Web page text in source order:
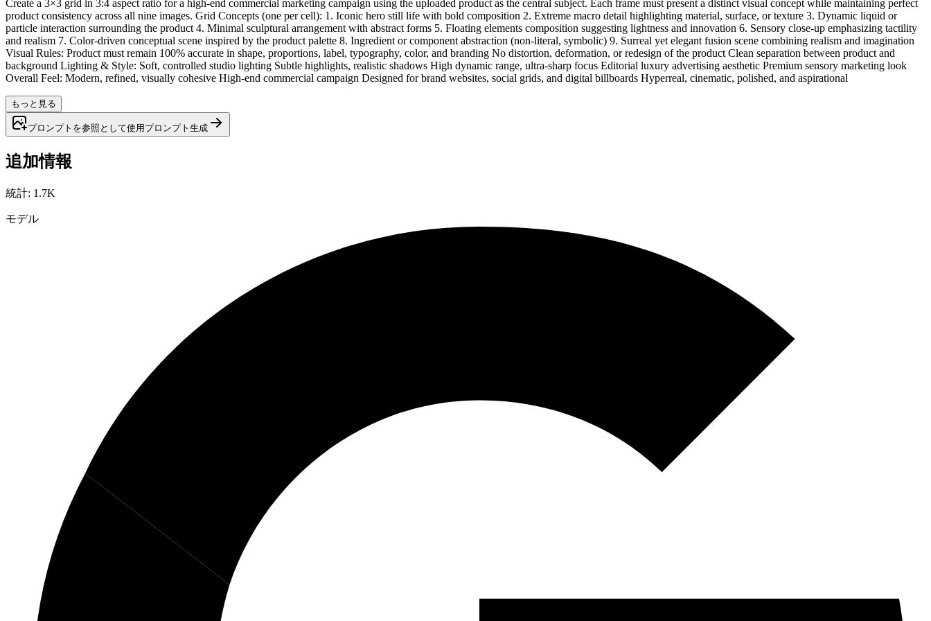
Create a 3×3 grid in 3:4 aspect ratio for a high-end commercial marketing campaign using the uploaded product as the central subject. Each frame must present a distinct visual concept while maintaining perfect
product consistency across all nine images. Grid Concepts (one per cell): 1. Iconic hero still life with bold composition 2. Extreme macro detail highlighting material, surface, or texture 3. Dynamic liquid or
particle interaction surrounding the product 4. Minimal sculptural arrangement with abstract forms 5. Floating elements composition suggesting lightness and innovation 6. Sensory close-up emphasizing tactility
and realism 7. Color-driven conceptual scene inspired by the product palette 8. Ingredient or component abstraction (non-literal, symbolic) 9. Surreal yet elegant fusion scene combining realism and imagination
Visual Rules: Product must remain 100% accurate in shape, proportions, label, typography, color, and branding No distortion, deformation, or redesign of the product Clean separation between product and
background Lighting & Style: Soft, controlled studio lighting Subtle highlights, realistic shadows High dynamic range, ultra-sharp focus Editorial luxury advertising aesthetic Premium sensory marketing look
Overall Feel: Modern, refined, visually cohesive High-end commercial campaign Designed for brand websites, social grids, and digital billboards Hyperreal, cinematic, polished, and aspirational
もっと見る
プロンプトを参照として使用 プロンプト 生成
追加情報
統計: 1.7K
モデル